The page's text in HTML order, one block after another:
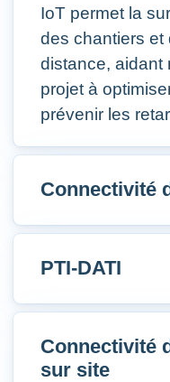
IoT permet la
des chantiers et
distance, aidant
projet à
prévenir les
Connectivité
PTI-DATI
Connectivité
sur site